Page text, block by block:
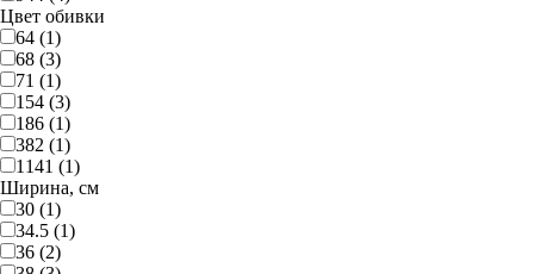
Цвет обивки
64 (1)
68 (3)
71 (1)
154 (3)
186 (1)
382 (1)
1141 (1)
Ширина, см
30 (1)
34.5 (1)
36 (2)